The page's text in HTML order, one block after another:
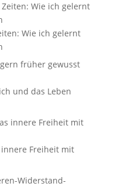
Wie ich gelernt
und das Leben
innere Freiheit mit